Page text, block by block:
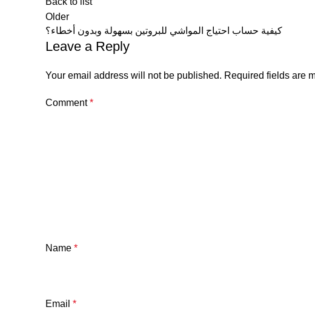
Older
كيفية حساب احتياج المواشي للبروتين بسهولة وبدون أخطاء؟
Leave a Reply
Your email address will not be published. Required fields are
Comment*
Name *
Email *